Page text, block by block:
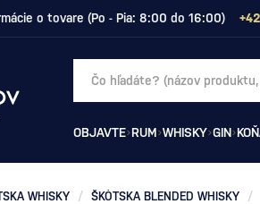
o tovare (Po - Pia: 8:00 do 16:00)
OBJAVTE RUM WHISKY GIN
WHISKY / ŠKÓTSKA BLENDED WHISKY /